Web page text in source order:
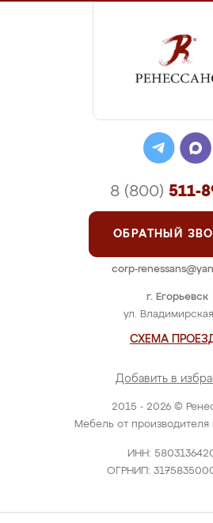
2015 - 2026 ©
Мебель от производителя
ИНН:
ОГРНИП:
г. Егорьевск
ул.
СХЕМА
Добавить в
8 (800) 511-
ОБРАТНЫЙ
corp-